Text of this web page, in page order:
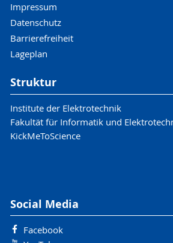
Impressum
Datenschutz
Barrierefreiheit
Lageplan
Struktur
Institute der Elektrotechnik
Fakultät für Informatik und
KickMeToScience
Social Media
Facebook